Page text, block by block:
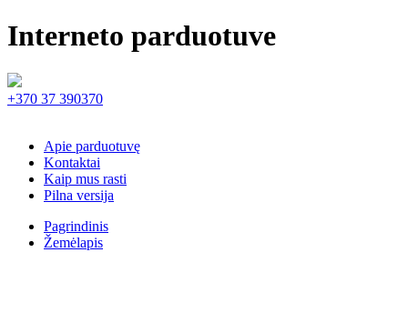
Interneto parduotuve
+370 37 390370
Apie parduotuvę
Kontaktai
Kaip mus rasti
Pilna versija
Pagrindinis
Žemėlapis